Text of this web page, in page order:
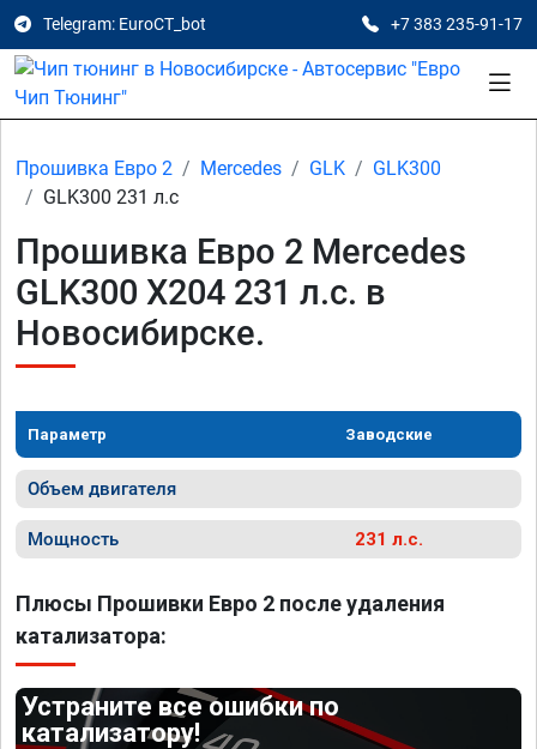
Telegram: EuroCT_bot +7 383 235-91-17
Прошивка Евро 2 Mercedes GLK
GLK300
GLK300 231 л.с
Прошивка Евро 2 Mercedes
GLK300 X204 231 л.с. в
Новосибирске.
Параметр Заводские
Объем двигателя
Мощность 231 л.с.
Плюсы Прошивки Евро 2 после удаления
катализатора:
Устраните все ошибки по
катализатору!